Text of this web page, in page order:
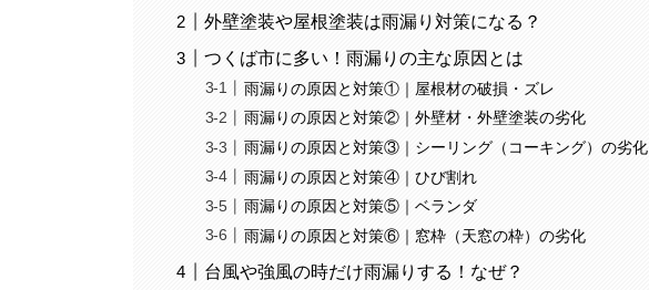
外壁塗装や屋根塗装は雨漏り対策になる？
つくば市に多い！雨漏りの主な原因とは
雨漏りの原因と対策①｜屋根材の破損・ズレ
雨漏りの原因と対策②｜外壁材・外壁塗装の劣化
雨漏りの原因と対策③｜シーリング（コーキング）の劣化
雨漏りの原因と対策④｜ひび割れ
雨漏りの原因と対策⑤｜ベランダ
雨漏りの原因と対策⑥｜窓枠（天窓の枠）の劣化
台風や強風の時だけ雨漏りする！なぜ？